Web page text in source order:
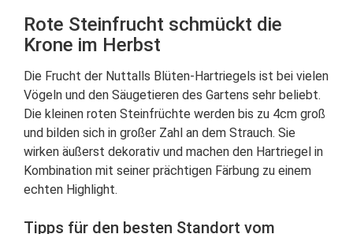
Rote Steinfrucht schmückt die
Krone im Herbst
Die Frucht der Nuttalls Blüten-Hartriegels ist bei vielen
Vögeln und den Säugetieren des Gartens sehr beliebt.
Die kleinen roten Steinfrüchte werden bis zu 4cm groß
und bilden sich in großer Zahl an dem Strauch. Sie
wirken äußerst dekorativ und machen den Hartriegel in
Kombination mit seiner prächtigen Färbung zu einem
echten Highlight.
Tipps für den besten Standort vom